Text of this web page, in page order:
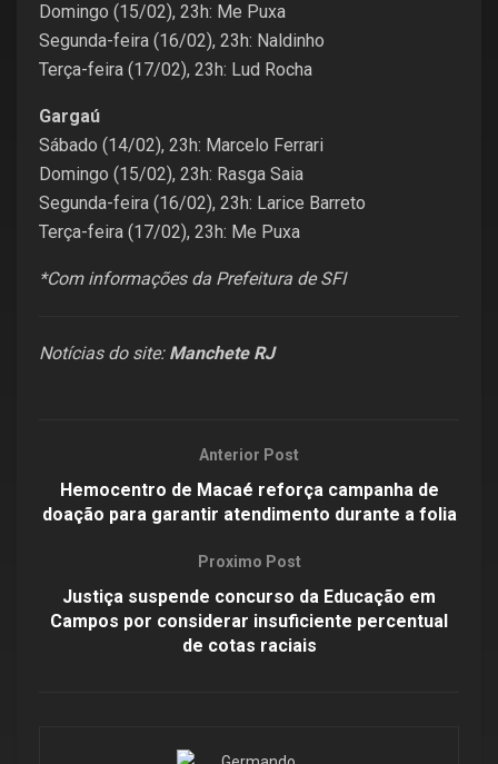
Domingo (15/02), 23h: Me Puxa
Segunda-feira (16/02), 23h: Naldinho
Terça-feira (17/02), 23h: Lud Rocha
Gargaú
Sábado (14/02), 23h: Marcelo Ferrari
Domingo (15/02), 23h: Rasga Saia
Segunda-feira (16/02), 23h: Larice Barreto
Terça-feira (17/02), 23h: Me Puxa
*Com informações da Prefeitura de SFI
Notícias do site: Manchete RJ
Anterior Post
Hemocentro de Macaé reforça campanha de
doação para garantir atendimento durante a folia
Proximo Post
Justiça suspende concurso da Educação em
Campos por considerar insuficiente percentual
de cotas raciais